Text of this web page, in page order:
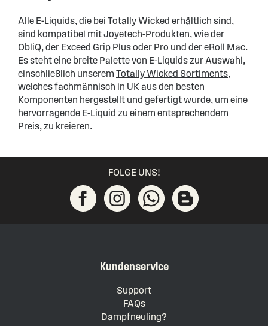
Alle E-Liquids, die bei Totally Wicked erhältlich sind,
sind kompatibel mit Joyetech-Produkten, wie der
ObliQ, der Exceed Grip Plus oder Pro und der eRoll Mac.
Es steht eine breite Palette von E-Liquids zur Auswahl,
einschließlich unserem Totally Wicked Sortiments,
welches fachmännisch in UK aus den besten
Komponenten hergestellt und gefertigt wurde, um eine
hervorragende E-Liquid zu einem entsprechendem
Preis, zu kreieren.
FOLGE UNS!
Kundenservice
Support
FAQs
Dampfneuling?